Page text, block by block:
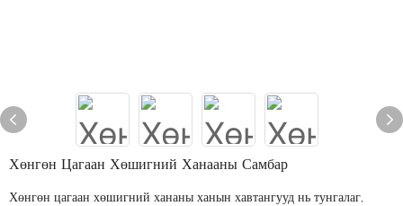
Хөнгөн Цагаан Хөшигний Ханааны Самбар
Хөнгөн цагаан хөшигний хананы ханын хавтангууд нь тунгалаг,